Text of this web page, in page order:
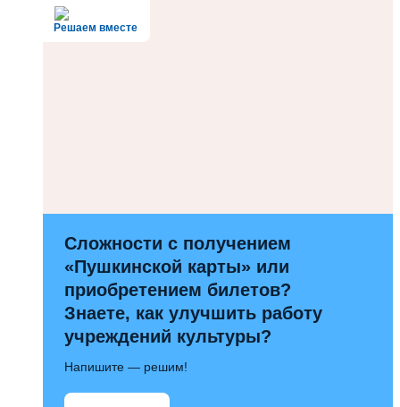
Решаем вместе
Сложности с получением
«Пушкинской карты» или
приобретением билетов?
Знаете, как улучшить работу
учреждений культуры?
Напишите — решим!